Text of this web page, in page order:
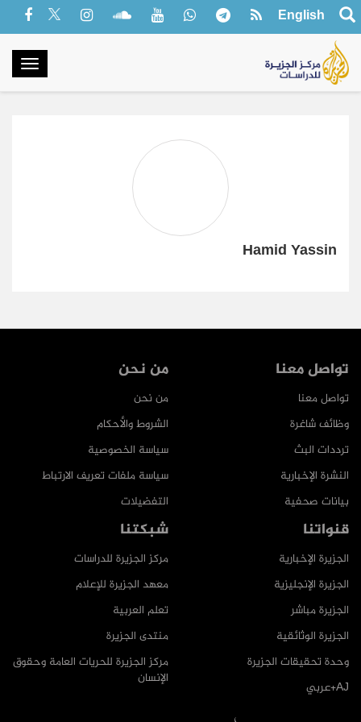
English
Hamid Yassin
من نحن
من نحن
الشروط والأحكام
سياسة الخصوصية
سياسة ملفات تعريف الارتباط
التفضيلات
تواصل معنا
تواصل معنا
وظائف شاغرة
ترددات البث
النشرة الإخبارية
بيانات صحفية
شبكتنا
مركز الجزيرة للدراسات
معهد الجزيرة للإعلام
تعلم العربية
منتدى الجزيرة
مركز الجزيرة للحريات العامة وحقوق
الإنسان
قنواتنا
الجزيرة الإخبارية
الجزيرة الإنجليزية
الجزيرة مباشر
الجزيرة الوثائقية
وحدة تحقيقات الجزيرة
AJ+عربي